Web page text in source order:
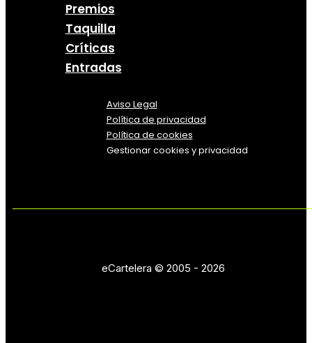
Premios
Taquilla
Críticas
Entradas
Aviso Legal
Política de privacidad
Política de cookies
Gestionar cookies y privacidad
eCartelera © 2005 - 2026